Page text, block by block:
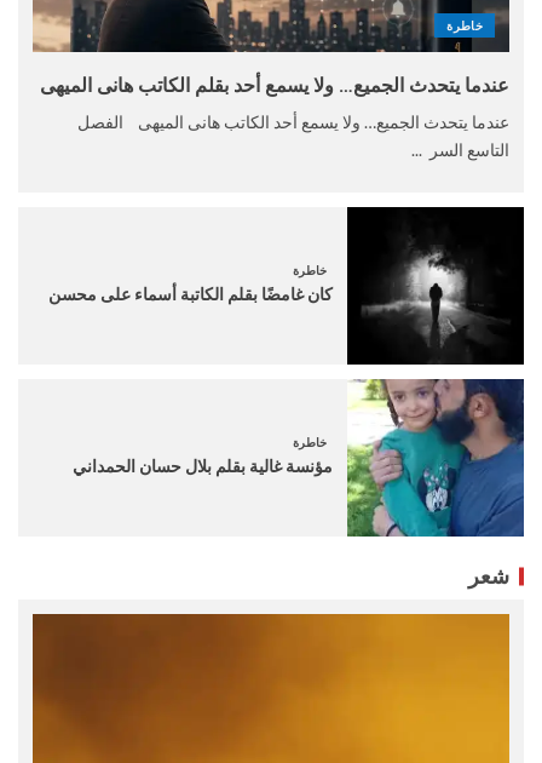
خاطرة
عندما يتحدث الجميع… ولا يسمع أحد بقلم الكاتب هانى الميهى
عندما يتحدث الجميع… ولا يسمع أحد الكاتب هانى الميهى الفصل
التاسع السر ...
خاطرة
كان غامضًا بقلم الكاتبة أسماء على محسن
خاطرة
مؤنسة غالية بقلم بلال حسان الحمداني
شعر